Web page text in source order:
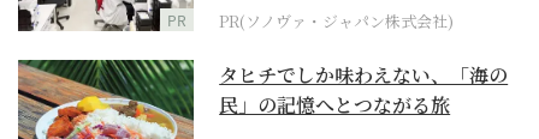
PR PR(ソノヴァ・ジャパン株式会社)
タヒチでしか味わえない、「海の
民」の記憶へとつながる旅